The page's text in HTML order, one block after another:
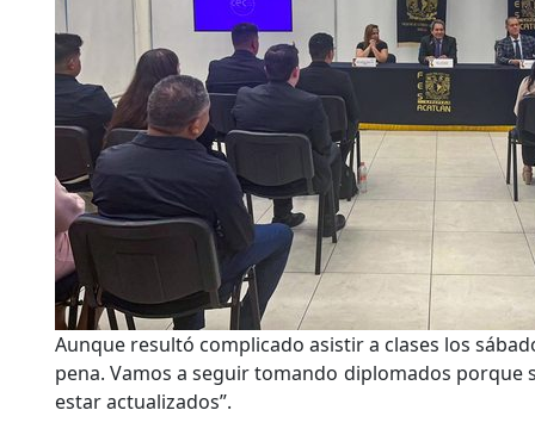
Aunque resultó complicado asistir a clases los
pena. Vamos a seguir tomando diplomados porque
estar actualizados”.